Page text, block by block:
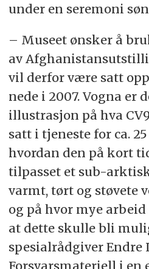
under en seremoni
– Museet ønsker å
av
vil derfor være satt
nede i 2007. Vogna er
illustrasjon på hva
satt i tjeneste for ca.
hvordan den på kort
tilpasset et sub-
varmt, tørt og støvete
og på hvor mye
at dette skulle bli
spesialrådgiver Endre
Forsvarsmateriell i en